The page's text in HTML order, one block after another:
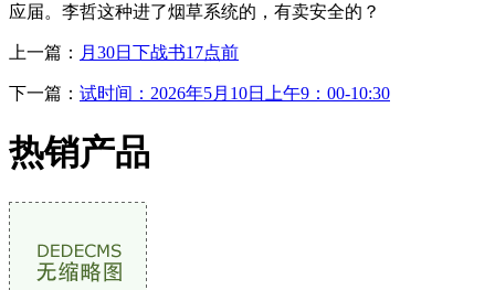
应届。李哲这种进了烟草系统的，有卖安全的？
上一篇： 月30日下战书17点前
下一篇： 试时间：2026年5月10日上午9：00-10:30
热销产品